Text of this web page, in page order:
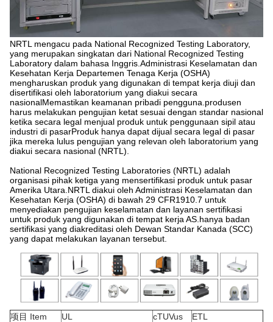
NRTL mengacu pada National Recognized Testing Laboratory,
yang merupakan singkatan dari National Recognized Testing
Laboratory dalam bahasa Inggris.Administrasi Keselamatan dan
Kesehatan Kerja Departemen Tenaga Kerja (OSHA)
mengharuskan produk yang digunakan di tempat kerja diuji dan
disertifikasi oleh laboratorium yang diakui secara
nasionalMemastikan keamanan pribadi pengguna.produsen
harus melakukan pengujian ketat sesuai dengan standar nasional
ketika secara legal menjual produk untuk penggunaan sipil atau
industri di pasarProduk hanya dapat dijual secara legal di pasar
jika mereka lulus pengujian yang relevan oleh laboratorium yang
diakui secara nasional (NRTL).
National Recognized Testing Laboratories (NRTL) adalah
organisasi pihak ketiga yang mensertifikasi produk untuk pasar
Amerika Utara.NRTL diakui oleh Administrasi Keselamatan dan
Kesehatan Kerja (OSHA) di bawah 29 CFR1910.7 untuk
menyediakan pengujian keselamatan dan layanan sertifikasi
untuk produk yang digunakan di tempat kerja AS.hanya badan
sertifikasi yang diakreditasi oleh Dewan Standar Kanada (SCC)
yang dapat melakukan layanan tersebut.
项目 Item UL cTUVus
ETL